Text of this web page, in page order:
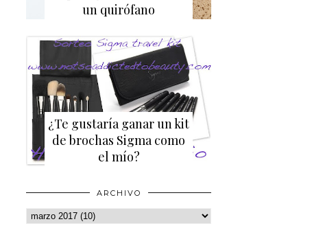
un quirófano
¿Te gustaría ganar un kit
de brochas Sigma como
el mío?
ARCHIVO